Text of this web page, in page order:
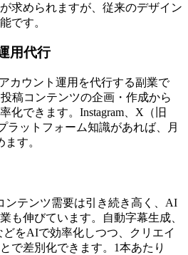
求められますが、従来のデザイン
です。
用代行
カウント運用を代行する副業で
稿コンテンツの企画・作成から
化できます。Instagram、X（旧
ラットフォーム知識があれば、月
す。
ンテンツ需要は引き続き高く、AI
も伸びています。自動字幕生成、
をAIで効率化しつつ、クリエイ
で差別化できます。1本あたり